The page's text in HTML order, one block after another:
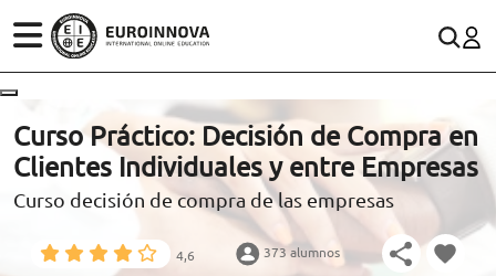
ESTUDIOS
CONOCE EUROINNOVA
(+34)958 050 200(gratuito en España)
900 831 200
formacion@euroinnova.com
Curso Práctico: Decisión de Compra en
Clientes Individuales y entre Empresas
Curso decisión de compra de las empresas
4,6 373 alumnos